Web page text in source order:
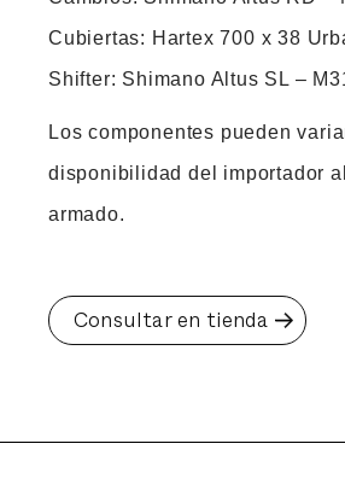
Cubiertas: Hartex 700 x 38
Shifter: Shimano Altus SL –
Los componentes pueden
disponibilidad del importador
armado.
Consultar en tienda